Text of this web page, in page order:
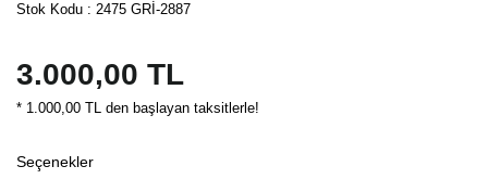
Stok Kodu : 2475 GRİ-2887
3.000,00 TL
* 1.000,00 TL den başlayan taksitlerle!
Seçenekler